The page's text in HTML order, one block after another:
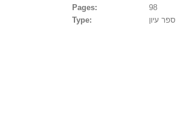
Pages:
98
Type:
ספר עיון